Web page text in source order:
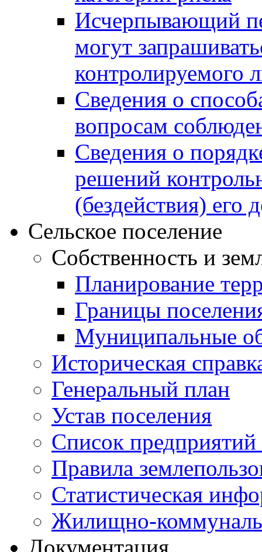
Исчерпывающий
могут
контролируемого
Сведения о
вопросам
Сведения о
решений
(бездействия) его
Сельское поселение
Собственность и
Планирование
Границы
Муниципальные
Историческая
Генеральный план
Устав поселения
Список предприятий
Правила
Статистическая
Жилищно-